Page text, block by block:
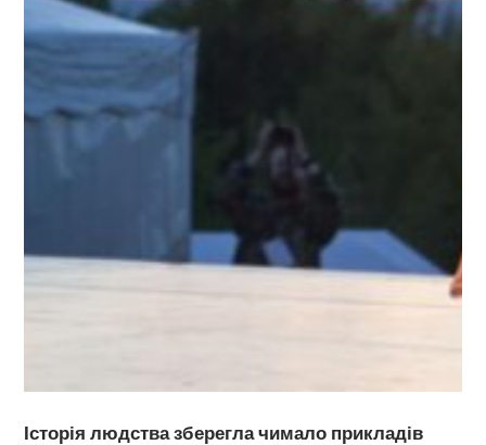
Історія людства зберегла чимало прикладів